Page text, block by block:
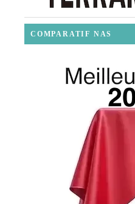
COMPARATIF NAS